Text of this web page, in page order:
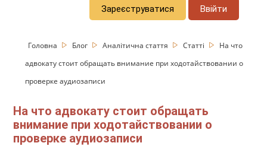
Зареєструватися Ввійти
Головна Блог Аналітична стаття Статті
На что
адвокату стоит обращать внимание при ходотайствовании о
проверке аудиозаписи
На что адвокату стоит обращать
внимание при ходотайствовании о
проверке аудиозаписи